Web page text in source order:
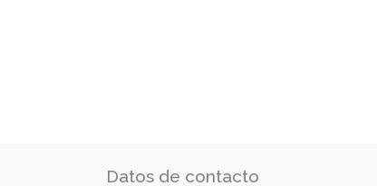
Datos de contacto